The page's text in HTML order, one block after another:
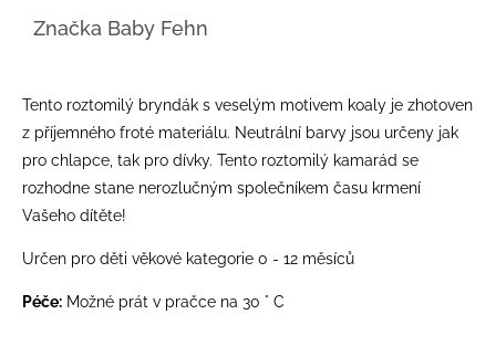
Značka Baby Fehn
Tento roztomilý bryndák s veselým motivem koaly je zhotoven
z příjemného froté materiálu. Neutrální barvy jsou určeny jak
pro chlapce, tak pro dívky. Tento roztomilý kamarád se
rozhodne stane nerozlučným společníkem času krmení
Vašeho dítěte!
Určen pro děti věkové kategorie 0 - 12 měsíců
Péče: Možné prát v pračce na 30 ° C